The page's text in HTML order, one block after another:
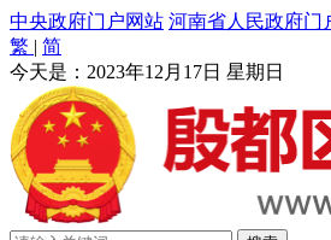
中央政府门户网站 河南省人民政府门
繁 | 简
今天是： 2023年12月17日 星期日